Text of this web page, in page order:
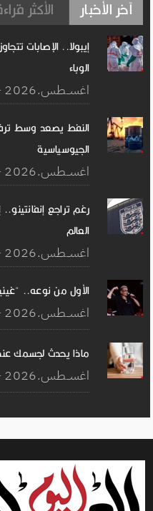
آخر الأخبار الأكثر
الوباء
07 اغســطس.2026 - 21:11
النفط يصعد وسط
الجيوسياسية
07 اغســطس.2026 - 21:09
رغم تراجع
العالم
07 اغســطس.2026 - 21:08
الأول من نوعه..
07 اغســطس.2026 - 21:07
ماذا يحدث لجسمك
07 اغســطس.2026 - 21:03